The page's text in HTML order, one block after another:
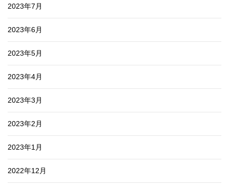
2023年7月
2023年6月
2023年5月
2023年4月
2023年3月
2023年2月
2023年1月
2022年12月